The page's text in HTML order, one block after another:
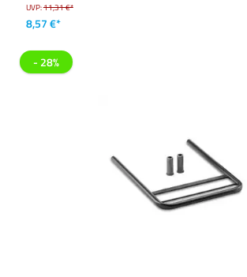
UVP:11,31 €*
8,57 €*
- 28%